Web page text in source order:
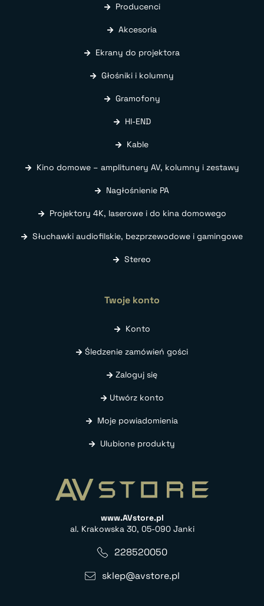
Producenci
Akcesoria
Ekrany do projektora
Głośniki i kolumny
Gramofony
HI-END
Kable
Kino domowe – amplitunery AV, kolumny i zestawy
Nagłośnienie PA
Projektory 4K, laserowe i do kina domowego
Słuchawki audiofilskie, bezprzewodowe i gamingowe
Stereo
Twoje konto
Konto
Śledzenie zamówień gości
Zaloguj się
Utwórz konto
Moje powiadomienia
Ulubione produkty
www.AVstore.pl
al. Krakowska 30, 05-090 Janki
228520050
sklep@avstore.pl